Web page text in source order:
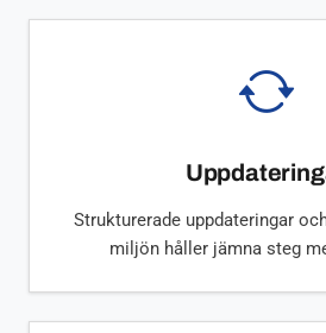
Strukturerade uppdateringar
miljön håller jämna steg